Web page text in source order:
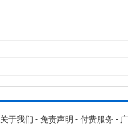
关于我们 - 免责声明 - 付费服务 -